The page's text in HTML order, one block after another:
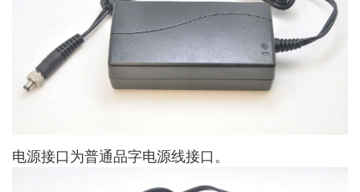
电源接口为普通品字电源线接口。